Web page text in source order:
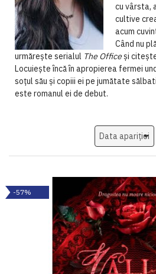
cu vârsta,
cultive
acum
Când nu
urmărește serialul The Officeși
Locuiește încă în apropierea fermei
soțul său și copiii ei pe jumătate
este romanul ei de debut.
-57%